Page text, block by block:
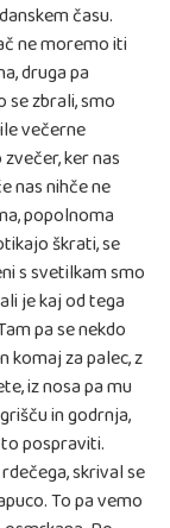
času.
ne moremo iti
druga pa
se zbrali, smo
večerne
ker nas
nas nihče ne
popolnoma
škrati, se
s svetilkam smo
je kaj od tega
pa se nekdo
komaj za palec, z
iz nosa pa mu
in godrnja,
pospraviti.
skrival se
To pa vemo